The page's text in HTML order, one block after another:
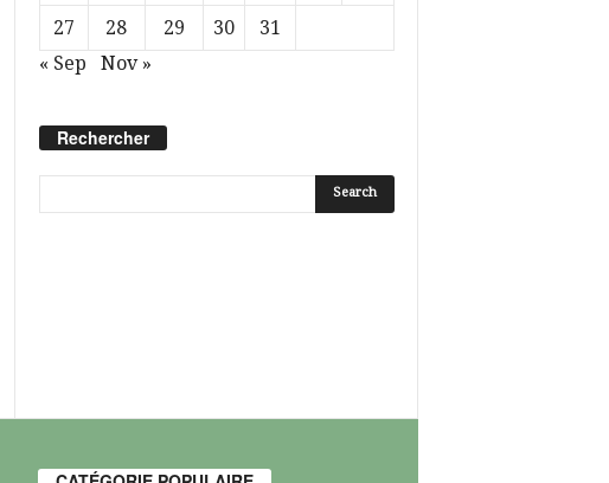
27
28 29 30
31
« Sep
Nov »
Rechercher